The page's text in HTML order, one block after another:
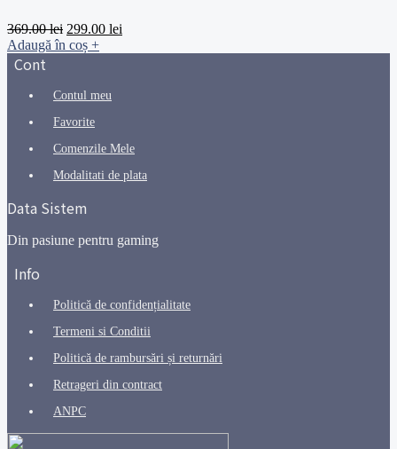
369.00lei Prețul
inițial
369.00 lei.
299.00 lei
Adaugă în coș +
Cont
Contul meu
Favorite
Comenzile Mele
Modalitati de plata
Data Sistem
Din pasiune pentru gaming
Info
Politică de confidențialitate
Termeni si Conditii
Politică de rambursări și returnări
Retrageri din contract
ANPC